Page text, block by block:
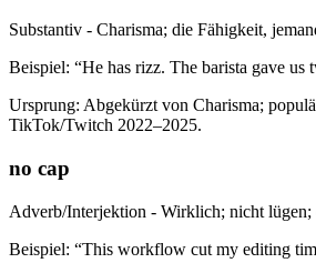
Substantiv - Charisma; die Fähigkeit,
Beispiel: “He has rizz. The barista gave us
Ursprung: Abgekürzt von Charisma;
TikTok/Twitch 2022–2025.
no cap
Adverb/Interjektion - Wirklich; nicht lügen;
Beispiel: “This workflow cut my editing